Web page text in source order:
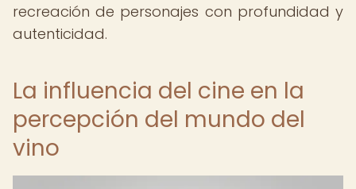
recreación de personajes con profundidad y
autenticidad.
La influencia del cine en la
percepción del mundo del
vino